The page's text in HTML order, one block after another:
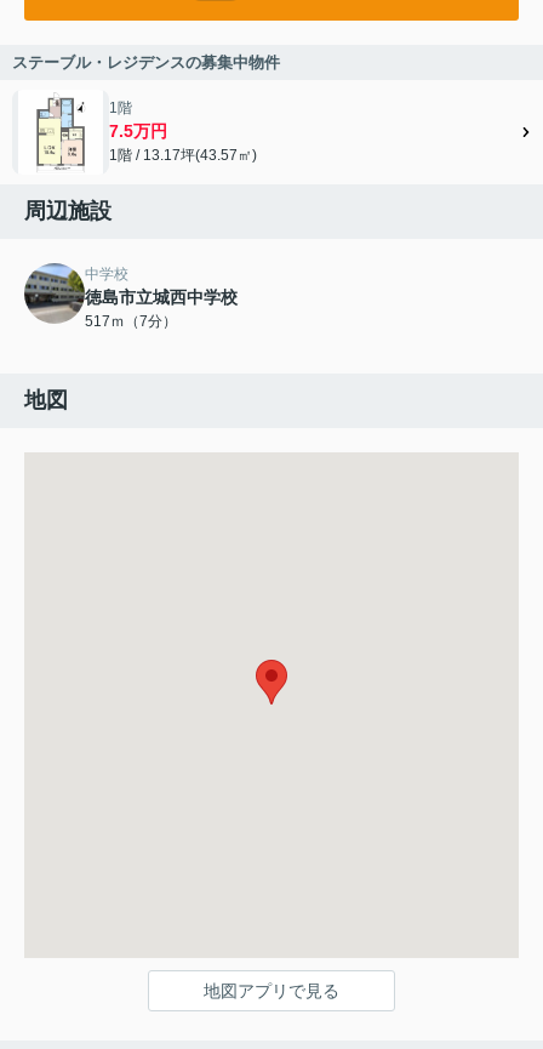
ステーブル・レジデンスの募集中物件
1階
7.5万円
1階 / 13.17坪(43.57㎡)
周辺施設
中学校
徳島市立城西中学校
517ｍ（7分）
地図
地図アプリで見る